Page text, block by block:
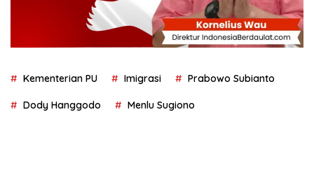
Kementerian PU Imigrasi Prabowo Subianto
Dody Hanggodo Menlu Sugiono